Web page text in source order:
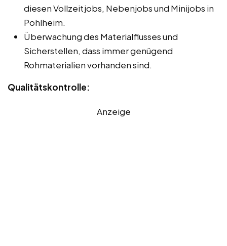
diesen Vollzeitjobs, Nebenjobs und Minijobs in
Pohlheim.
Überwachung des Materialflusses und
Sicherstellen, dass immer genügend
Rohmaterialien vorhanden sind.
Qualitätskontrolle:
Anzeige